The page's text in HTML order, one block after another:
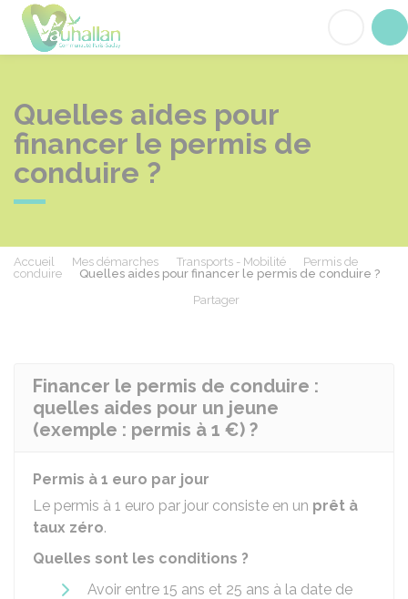
Quelles aides pour
financer le permis de
conduire ?
Accueil Mes démarches Transports - Mobilité
Permis de
conduire
Quelles aides pour financer le permis de conduire ?
Partager
Financer le permis de conduire :
quelles aides pour un jeune
(exemple : permis à 1 €) ?
Permis à 1 euro par jour
Le permis à 1 euro par jour consiste en un prêt à
taux zéro.
Quelles sont les conditions ?
Avoir entre 15 ans et 25 ans à la date de